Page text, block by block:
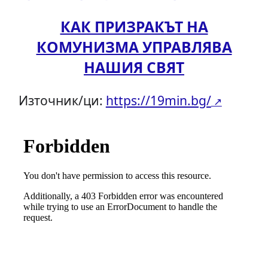
КАК ПРИЗРАКЪТ НА
КОМУНИЗМА УПРАВЛЯВА
НАШИЯ СВЯТ
Източник/ци: https://19min.bg/